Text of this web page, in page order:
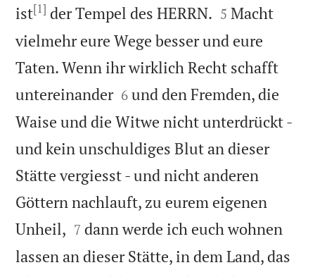
ist[1] der Tempel des HERRN. 

5 Macht
vielmehr eure Wege besser und eure
Taten. Wenn ihr wirklich Recht schafft
untereinander
6 und den Fremden, die
Waise und die Witwe nicht unterdrückt -
und kein unschuldiges Blut an dieser
Stätte vergiesst - und nicht anderen
Göttern nachlauft, zu eurem eigenen
Unheil, 

7 dann werde ich euch wohnen
lassen an dieser Stätte, in dem Land, das